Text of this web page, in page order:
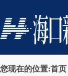
您现在的位置:首页